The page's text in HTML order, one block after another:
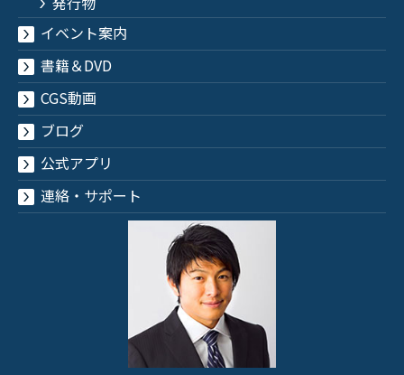
イベント案内
書籍＆DVD
CGS動画
ブログ
公式アプリ
連絡・サポート